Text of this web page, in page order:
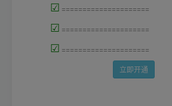
☑ =====================
☑ =====================
☑ =====================
立即开通